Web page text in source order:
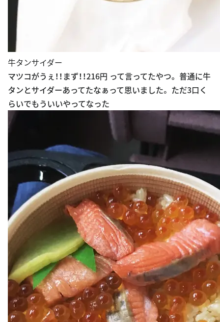
牛タンサイダー
マツコがうぇ！！まず！！216円 って言ってたやつ。 普通に牛
タンとサイダーあってたなぁって思いました。 ただ3口く
らいでもういいやってなった